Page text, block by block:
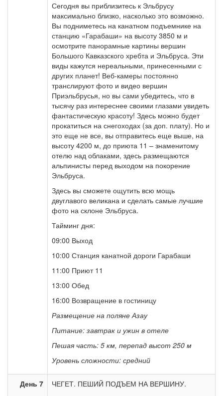
Сегодня вы приблизитесь к Эльбрусу
максимально близко, насколько это возможно.
Вы подниметесь на канатном подъемнике на
станцию «Гарабаши» на высоту 3850 м и
осмотрите панорамные картины вершин
Большого Кавказского хребта и Эльбруса. Эти
виды кажутся нереальными, принесенными с
других планет! Веб-камеры постоянно
транслируют фото и видео вершин
Приэльбрусья, но вы сами убедитесь, что в
тысячу раз интереснее своими глазами увидеть
фантастическую красоту! Здесь можно будет
прокатиться на снегоходах (за доп. плату). Но и
это еще не все, вы отправитесь еще выше, на
высоту 4200 м, до приюта 11 – знаменитому
отелю над облаками, здесь размещаются
альпинисты перед выходом на покорение
Эльбруса.
Здесь вы сможете ощутить всю мощь
двуглавого великана и сделать самые лучшие
фото на склоне Эльбруса.
Тайминг дня:
09:00 Выход
10:00 Станция канатной дороги Гарабаши
11:00 Приют 11
13:00 Обед
16:00 Возвращение в гостиницу
Размещение на поляне Азау
Питание: завтрак и ужин в отеле
Пешая часть: 5 км, перепад высот 250 м
Уровень сложности: средний
День 7
ЧЕГЕТ. ПЕШИЙ ПОДЪЕМ НА ВЕРШИНУ.